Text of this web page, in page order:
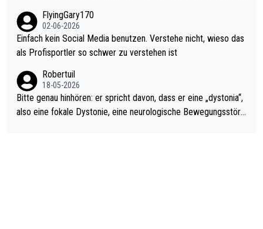
el hat.
s Leben in den Griff kriegen. Nur eins wundert mich: Luke Little
r war doch neulich erst derjenige, der über Social Media GvV p
rovoziert hat. Und Littlers Mutter schießt öfters mal gegen Ric
FlyingGary170
02-06-2026
Einfach kein Social Media benutzen. Verstehe nicht, wieso das
als Profisportler so schwer zu verstehen ist
Robertuil
18-05-2026
Bitte genau hinhören: er spricht davon, dass er eine „dystonia“,
also eine fokale Dystonie, eine neurologische Bewegungsstöru